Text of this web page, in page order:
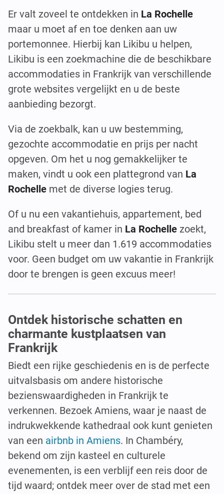
Er valt zoveel te ontdekken in La Rochelle
maar u moet af en toe denken aan uw
portemonnee. Hierbij kan Likibu u helpen,
Likibu is een zoekmachine die de beschikbare
accommodaties in Frankrijk van verschillende
grote websites vergelijkt en u de beste
aanbieding bezorgt.
Via de zoekbalk, kan u uw bestemming,
gezochte accommodatie en prijs per nacht
opgeven. Om het u nog gemakkelijker te
maken, vindt u ook een plattegrond van La
Rochelle met de diverse logies terug.
Of u nu een vakantiehuis, appartement, bed
and breakfast of kamer in La Rochelle zoekt,
Likibu stelt u meer dan 1.619 accommodaties
voor. Geen budget om uw vakantie in Frankrijk
door te brengen is geen excuus meer!
Ontdek historische schatten en
charmante kustplaatsen van
Frankrijk
Biedt een rijke geschiedenis en is de perfecte
uitvalsbasis om andere historische
bezienswaardigheden in Frankrijk te
verkennen. Bezoek Amiens, waar je naast de
indrukwekkende kathedraal ook kunt genieten
van een airbnb in Amiens. In Chambéry,
bekend om zijn kasteel en culturele
evenementen, is een verblijf een reis door de
tijd waard; ontdek meer over de stad met een